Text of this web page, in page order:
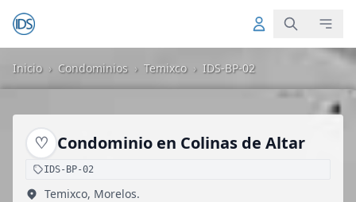
Inicio › Condominios › Temixco › IDS-BP-02
♡ Condominio en Colinas de Altar
IDS-BP-02
Temixco, Morelos.